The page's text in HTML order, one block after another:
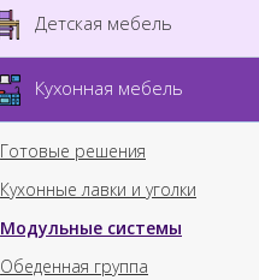
Детская мебель
Кухонная мебель
Готовые решения
Кухонные лавки и уголки
Модульные системы
Обеденная группа